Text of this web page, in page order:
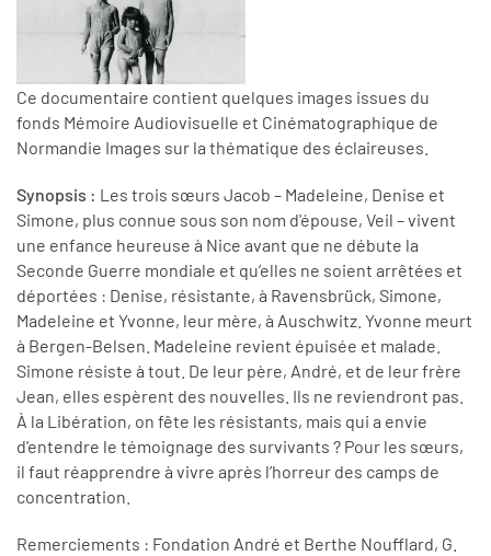
Ce documentaire contient quelques images issues du
fonds Mémoire Audiovisuelle et Cinématographique de
Normandie Images sur la thématique des éclaireuses.
Synopsis : Les trois sœurs Jacob – Madeleine, Denise et
Simone, plus connue sous son nom d'épouse, Veil – vivent
une enfance heureuse à Nice avant que ne débute la
Seconde Guerre mondiale et qu’elles ne soient arrêtées et
déportées : Denise, résistante, à Ravensbrück, Simone,
Madeleine et Yvonne, leur mère, à Auschwitz. Yvonne meurt
à Bergen-Belsen. Madeleine revient épuisée et malade.
Simone résiste à tout. De leur père, André, et de leur frère
Jean, elles espèrent des nouvelles. Ils ne reviendront pas.
À la Libération, on fête les résistants, mais qui a envie
d'entendre le témoignage des survivants ? Pour les sœurs,
il faut réapprendre à vivre après l’horreur des camps de
concentration.
Remerciements : Fondation André et Berthe Noufflard, G.